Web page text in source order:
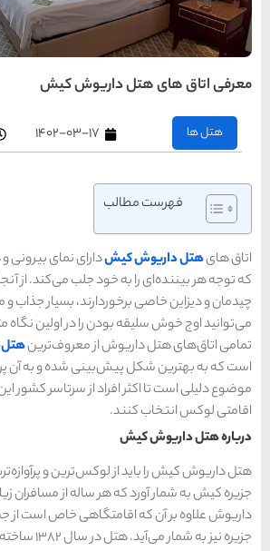
۱۲:۴۳ ب٫ظ
و داخلی بسیار زیبایی هستند
که اتاق‌های این هتل از
و متفاوت هستند. شما
متوجه شوید.
هتل های کیش، دارای بافتی
پرداخته شده است. همین
این مجموعه را برای داشتن
هتل‌های کشور در
زیادی میزبانی می‌کند. هتل
جمله جاذبه‌های توریستی
به شمار می‌آید. هتل در سال ۱۳۸۲ ساخته‌شده و دارای معماری
های
تهران
کیش
های
شیراز
رزرو
هتل
های
شیراز
قشم
راهنمای
سفر به
قشم
دسته بندی ها